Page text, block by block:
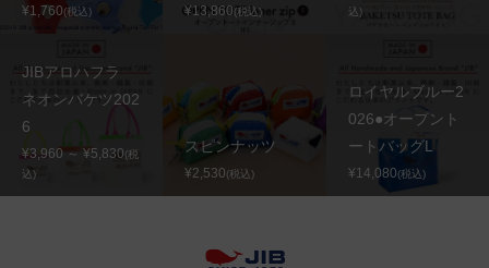
¥1,760(税込) ¥13,860(税込)
込)
JIBアロハフラ
ネオンバケツ202
6
¥3,960 ～ ¥5,830(税
込)
スピンナッツ
¥2,530(税込)
ロイヤルブルー2
026●オープント
ートバッグL
¥14,080(税込)